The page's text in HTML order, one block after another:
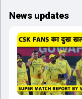
News updates